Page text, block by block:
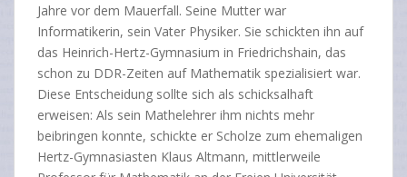
Jahre vor dem Mauerfall. Seine Mutter war
Informatikerin, sein Vater Physiker. Sie schickten ihn auf
das Heinrich-Hertz-Gymnasium in Friedrichshain, das
schon zu DDR-Zeiten auf Mathematik spezialisiert war.
Diese Entscheidung sollte sich als schicksalhaft
erweisen: Als sein Mathelehrer ihm nichts mehr
beibringen konnte, schickte er Scholze zum ehemaligen
Hertz-Gymnasiasten Klaus Altmann, mittlerweile